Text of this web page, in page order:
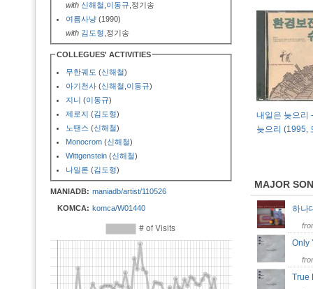
with 신해철 이동규 ,정기송
여름사냥 (1990)
with 김도형 ,정기송
COLLEGUES' ACTIVITIES
무한궤도 (신해철)
아기천사 (신해철 이동규)
지니 (이동규)
제로지 (김도형)
노땐스 (신해철)
Monocrom (신해철)
Wittgenstein (신해철)
나일론 (김도형)
MANIADB: maniadb/artist/110526
KOMCA: komca/W01440
내일은 늦으리
늦으리 (1995,
MAJOR
하나
True